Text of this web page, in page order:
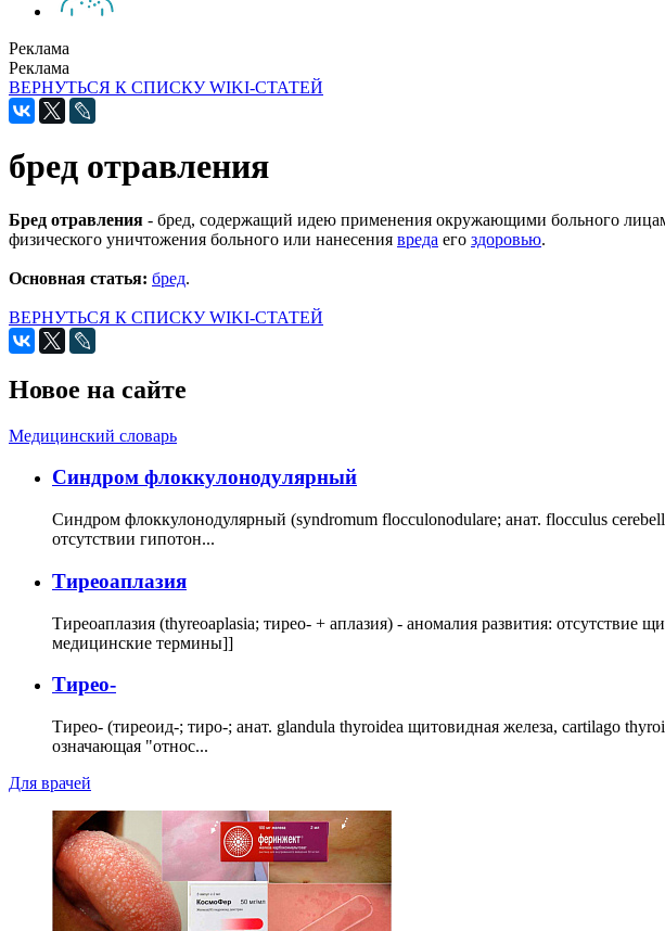
Реклама
Реклама
ВЕРНУТЬСЯ К СПИСКУ WIKI-СТАТЕЙ
бред отравления
Бред отравления - бред, содержащий идею применения окружающими больного
физического уничтожения больного или нанесения вреда его здоровью.
Основная статья: бред.
ВЕРНУТЬСЯ К СПИСКУ WIKI-СТАТЕЙ
Новое на сайте
Медицинский словарь
Cиндром флоккулонодулярный
Синдром флоккулонодулярный (syndromum flocculonodulare; анат. flocculus
отсутствии гипотон...
Тиреоаплазия
Тиреоаплазия (thyreoaplasia; тирео- + аплазия) - аномалия развития:
медицинские термины]]
Тирео-
Тирео- (тиреоид-; тиро-; анат. glandula thyroidea щитовидная железа, cartilago
означающая "относ...
Для врачей